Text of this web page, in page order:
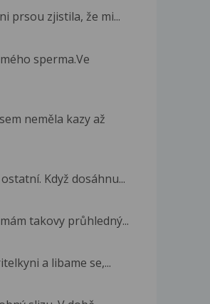
prsou zjistila, že mi...
sperma.Ve
neměla kazy až
Když dosáhnu...
takovy průhledný...
a libame se,...